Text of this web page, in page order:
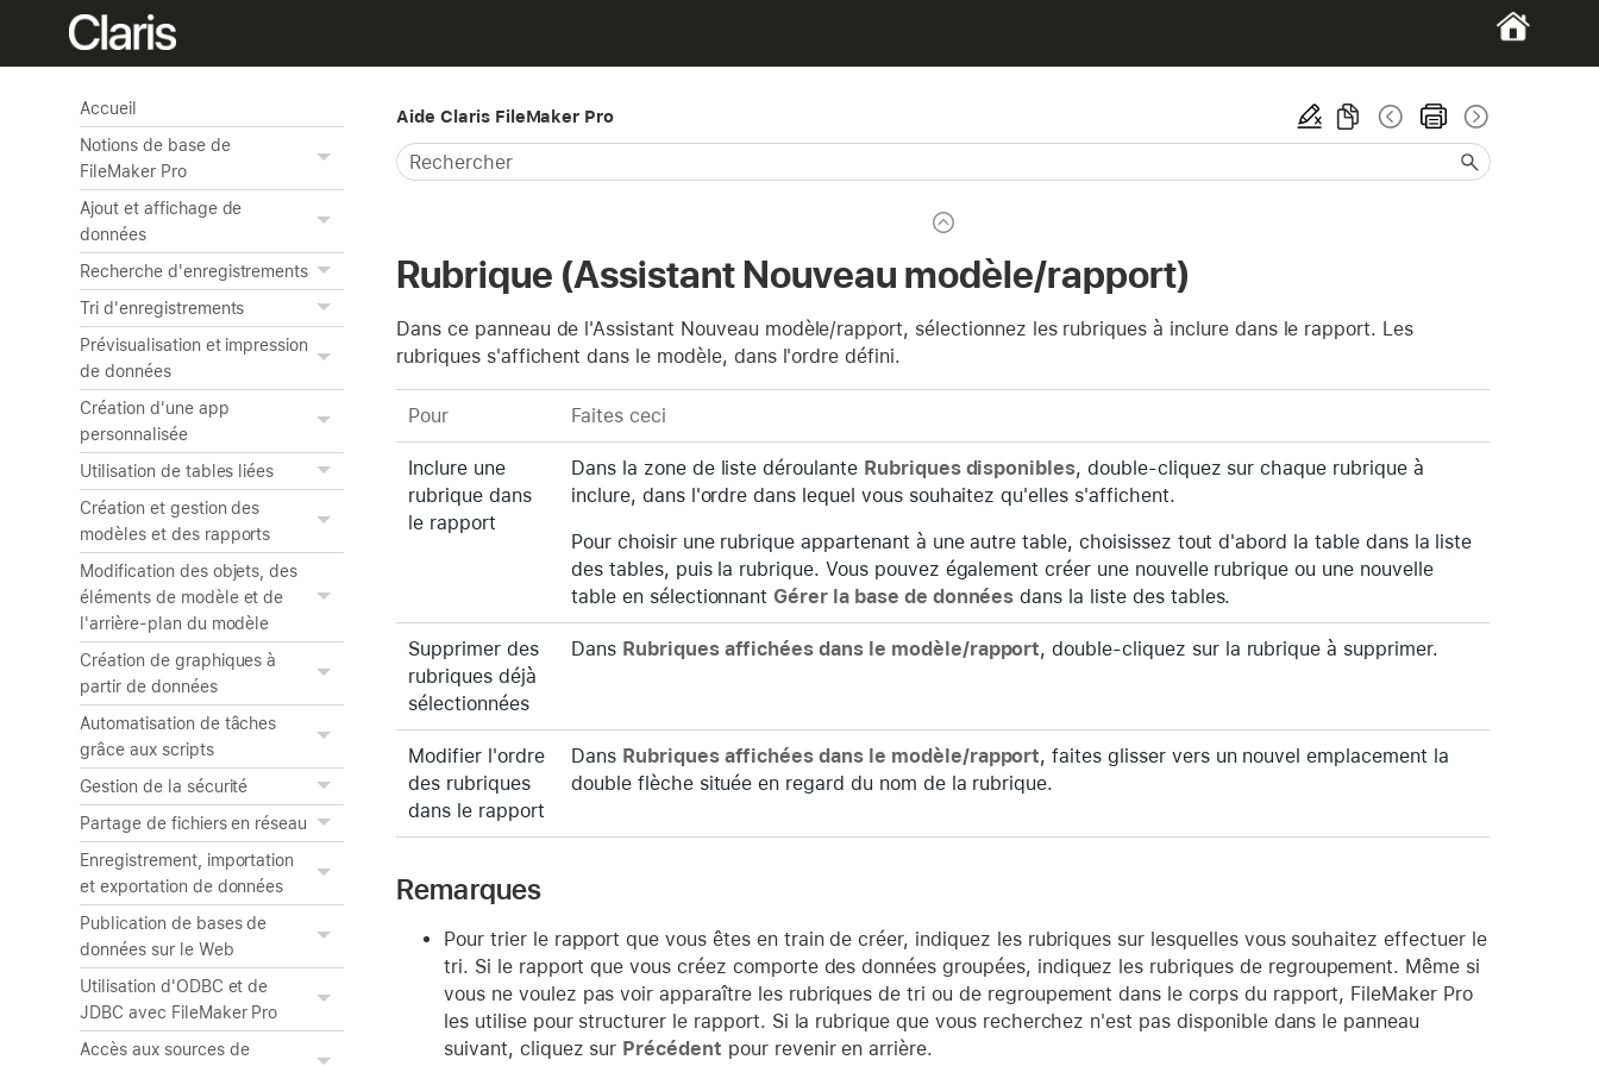
Accueil
Notions de base de
FileMaker Pro
Ajout et affichage de
données
Recherche d'enregistrements
Tri d'enregistrements
Prévisualisation et impression
de données
Création d'une app
personnalisée
Utilisation de tables liées
Création et gestion des
modèles et des rapports
Modification des objets, des
éléments de modèle et de
l'arrière-plan du modèle
Création de graphiques à
partir de données
Automatisation de tâches
grâce aux scripts
Gestion de la sécurité
Partage de fichiers en réseau
Enregistrement, importation
et exportation de données
Publication de bases de
données sur le Web
Utilisation d'ODBC et de
JDBC avec FileMaker Pro
Accès aux sources de
Aide Claris FileMaker Pro
Rubrique (Assistant Nouveau modèle/rapport)
Dans ce panneau de l'Assistant Nouveau modèle/rapport, sélectionnez les rubriques à inclure dans le rapport. Les
rubriques s'affichent dans le modèle, dans l'ordre défini.
Pour Faites ceci
Inclure une
rubrique dans
le rapport
Dans la zone de liste déroulante Rubriques disponibles, double-cliquez sur chaque rubrique à
inclure, dans l'ordre dans lequel vous souhaitez qu'elles s'affichent.
Pour choisir une rubrique appartenant à une autre table, choisissez tout d'abord la table dans la liste
des tables, puis la rubrique. Vous pouvez également créer une nouvelle rubrique ou une nouvelle
table en sélectionnant Gérer la base de données dans la liste des tables.
Supprimer des
rubriques déjà
sélectionnées
Dans Rubriques affichées dans le modèle/rapport, double-cliquez sur la rubrique à supprimer.
Modifier l'ordre
des rubriques
dans le rapport
Dans Rubriques affichées dans le modèle/rapport, faites glisser vers un nouvel emplacement la
double flèche située en regard du nom de la rubrique.
Remarques
Pour trier le rapport que vous êtes en train de créer, indiquez les rubriques sur lesquelles vous souhaitez effectuer le
tri. Si le rapport que vous créez comporte des données groupées, indiquez les rubriques de regroupement. Même si
vous ne voulez pas voir apparaître les rubriques de tri ou de regroupement dans le corps du rapport, FileMaker Pro
les utilise pour structurer le rapport. Si la rubrique que vous recherchez n'est pas disponible dans le panneau
suivant, cliquez sur Précédent pour revenir en arrière.